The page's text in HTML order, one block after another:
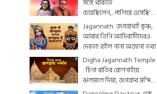
সঙ্গে থাকতে
চেয়েছিলেন,...পালিয়ে এসেছি',
বিস্ফোরক অরিন্দমের স্ত্রী
Jagannath: জগন্নাথই কৃষ্ণ,
আবার তিনি আদিবাসীদেরও
দেবতা! রইল নানা অজানা তথ্য
Digha Jagannath Temple
: চিনা বাতির রোশনাইয়ে
ঝলমলে দিঘা, জগন্নাথ মন্দিরে
শেষ মুহূর্তের সাজসজ্জা তুঙ্গে